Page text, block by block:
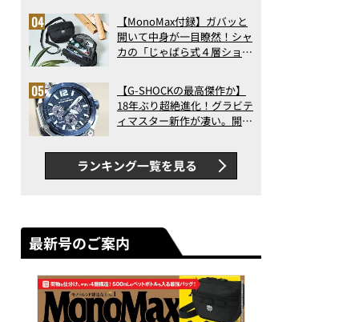
アの実力
【MonoMax付録】ガバッと
開いて中身が一目瞭然！シャ
カの「じゃばら式４層ショル
った！
【G-SHOCKの最高傑作か】
18年ぶり超絶進化！グラビテ
ィマスター新作が凄い。開発
新ムーブメントの衝撃
ランキング一覧を見る
最新号のご案内